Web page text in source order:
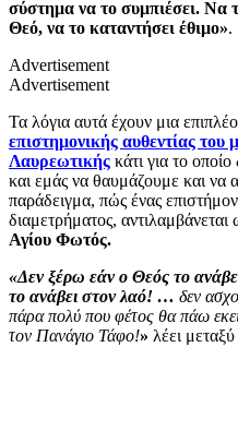
σύστημα να το συμπιέσει. Να
Θεό, να το καταντήσει έθιμο».
Advertisement
Advertisement
Τα λόγια αυτά έχουν μια
επιστημονικής αυθεντίας
Λαυρεωτικής κάτι για το
και εμάς να θαυμάζουμε και
παράδειγμα, πώς ένας
διαμετρήματος,
Αγίου Φωτός.
«Δεν ξέρω εάν ο Θεός το
το ανάβει στον λαό! … δεν
πάρα πολύ που φέτος θα πάω
τον Πανάγιο Τάφο!» λέει